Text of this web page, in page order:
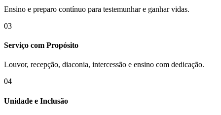
Ensino e preparo contínuo para testemunhar e ganhar vidas.
03
Serviço com Propósito
Louvor, recepção, diaconia, intercessão e ensino com dedicação.
04
Unidade e Inclusão